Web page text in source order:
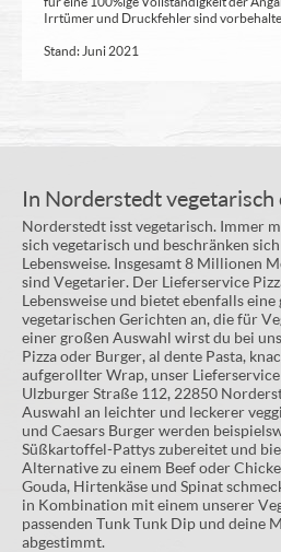
Irrtümer und Druckfehler sind
Stand: Juni 2021
In Norderstedt vegetarisch
Norderstedt isst vegetarisch. Immer
sich vegetarisch und beschränken
Lebensweise. Insgesamt 8 Millionen
sind Vegetarier. Der Lieferservice
Lebensweise und bietet ebenfalls
vegetarischen Gerichten an, die für
einer großen Auswahl wirst du bei
Pizza oder Burger, al dente Pasta,
aufgerollter Wrap, unser
Ulzburger Straße 112, 22850
Auswahl an leichter und leckerer
und Caesars Burger werden
Süßkartoffel-Pattys zubereitet und
Alternative zu einem Beef oder
Gouda, Hirtenkäse und Spinat
in Kombination mit einem unserer
passenden Tunk Tunk Dip und deine
abgestimmt.